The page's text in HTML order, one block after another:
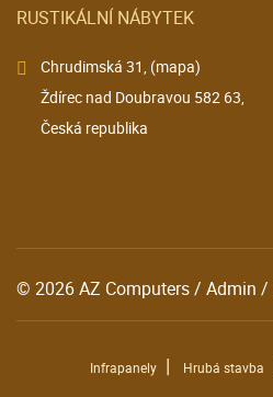
RUSTIKÁLNÍ NÁBYTEK
Chrudimská 31, (mapa)
Ždírec nad Doubravou 582 63,
Česká republika
© 2026AZ Computers/ Admin /
Infrapanely | Hrubá stavba